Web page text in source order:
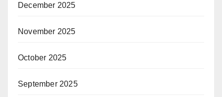
December 2025
November 2025
October 2025
September 2025